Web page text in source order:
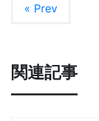
« Prev
関連記事